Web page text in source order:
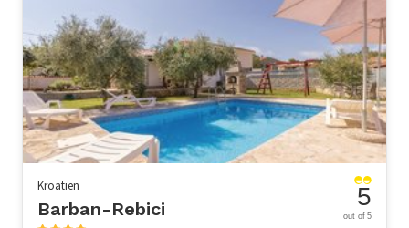
Kroatien
Barban-Rebici 5
out of 5